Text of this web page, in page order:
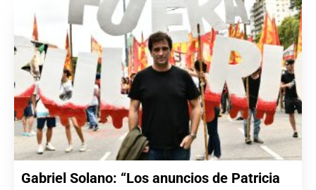
Gabriel Solano: “Los anuncios de Patricia